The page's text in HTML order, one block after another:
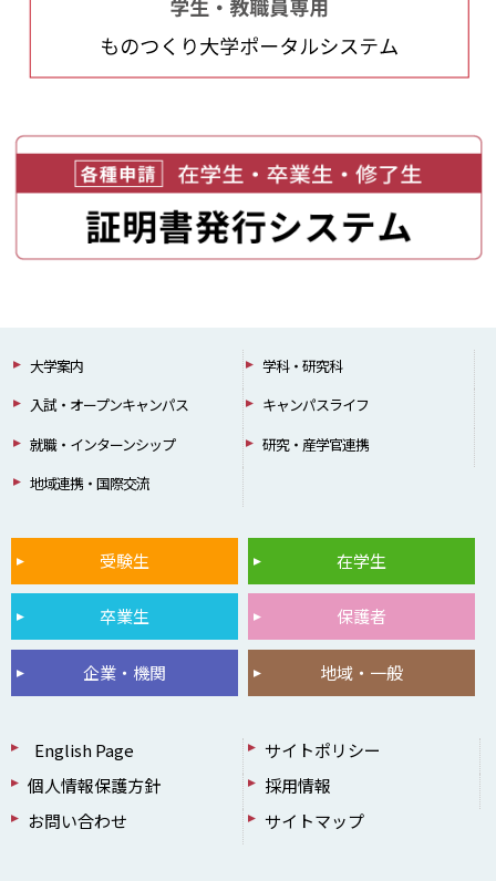
大学案内
学科・研究科
入試・オープンキャンパス
キャンパスライフ
就職・インターンシップ
研究・産学官連携
地域連携・国際交流
受験生 在学生
卒業生 保護者
企業・機関 地域・一般
English Page
サイトポリシー
個人情報保護方針
採用情報
お問い合わせ
サイトマップ